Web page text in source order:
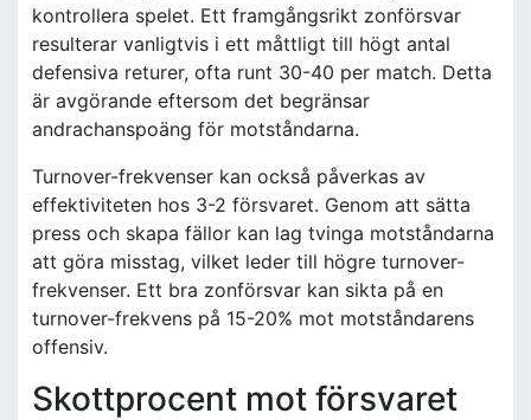
kontrollera spelet. Ett framgångsrikt zonförsvar
resulterar vanligtvis i ett måttligt till högt antal
defensiva returer, ofta runt 30-40 per match. Detta
är avgörande eftersom det begränsar
andrachanspoäng för motståndarna.
Turnover-frekvenser kan också påverkas av
effektiviteten hos 3-2 försvaret. Genom att sätta
press och skapa fällor kan lag tvinga motståndarna
att göra misstag, vilket leder till högre turnover-
frekvenser. Ett bra zonförsvar kan sikta på en
turnover-frekvens på 15-20% mot motståndarens
offensiv.
Skottprocent mot försvaret